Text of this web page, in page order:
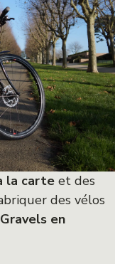
la carte et des
des vélos
en